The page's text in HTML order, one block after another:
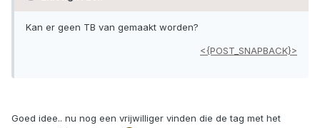
Kan er geen TB van gemaakt worden?
<{POST_SNAPBACK}>
Goed idee.. nu nog een vrijwilliger vinden die de tag met het